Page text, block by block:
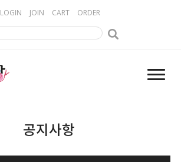
LOGIN JOIN CART ORDER
공지사항